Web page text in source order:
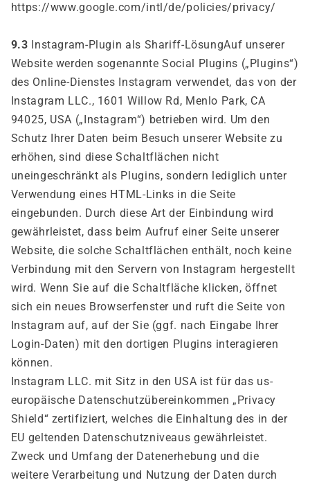
https://www.google.com/intl/de/policies/privacy/
9.3 Instagram-Plugin als Shariff-LösungAuf unserer
Website werden sogenannte Social Plugins („Plugins“)
des Online-Dienstes Instagram verwendet, das von der
Instagram LLC., 1601 Willow Rd, Menlo Park, CA
94025, USA („Instagram“) betrieben wird. Um den
Schutz Ihrer Daten beim Besuch unserer Website zu
erhöhen, sind diese Schaltflächen nicht
uneingeschränkt als Plugins, sondern lediglich unter
Verwendung eines HTML-Links in die Seite
eingebunden. Durch diese Art der Einbindung wird
gewährleistet, dass beim Aufruf einer Seite unserer
Website, die solche Schaltflächen enthält, noch keine
Verbindung mit den Servern von Instagram hergestellt
wird. Wenn Sie auf die Schaltfläche klicken, öffnet
sich ein neues Browserfenster und ruft die Seite von
Instagram auf, auf der Sie (ggf. nach Eingabe Ihrer
Login-Daten) mit den dortigen Plugins interagieren
können.
Instagram LLC. mit Sitz in den USA ist für das us-
europäische Datenschutzübereinkommen „Privacy
Shield“ zertifiziert, welches die Einhaltung des in der
EU geltenden Datenschutzniveaus gewährleistet.
Zweck und Umfang der Datenerhebung und die
weitere Verarbeitung und Nutzung der Daten durch